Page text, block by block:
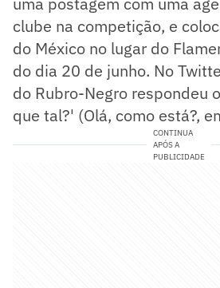
clube na competição, e
do México no lugar do
do dia 20 de junho. No
do Rubro-Negro respondeu
que tal?' (Olá, como está?,
CONTINUA
APÓS A
PUBLICIDADE